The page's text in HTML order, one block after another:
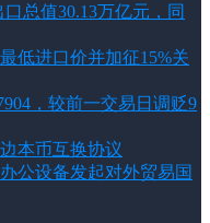
总值30.13万亿元，同
低进口价并加征15%关
，较前一交易日调贬9
本币互换协议
公设备发起对外贸易国